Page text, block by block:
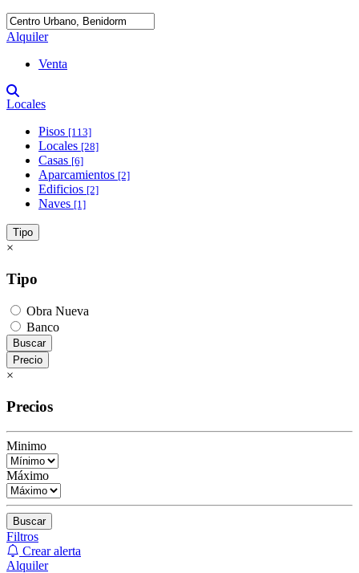
Alquiler
Venta
Locales
Pisos [113]
Locales [28]
Casas [6]
Aparcamientos [2]
Edificios [2]
Naves [1]
Tipo
×
Tipo
Obra Nueva
Banco
Buscar
Precio
×
Precios
Minimo
Máximo
Buscar
Filtros
Crear alerta
Alquiler